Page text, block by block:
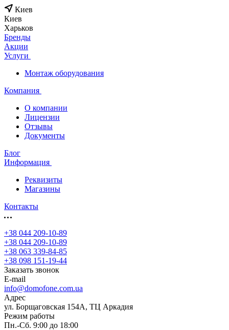
Киев
Киев
Харьков
Бренды
Акции
Услуги
Монтаж оборудования
Компания
О компании
Лицензии
Отзывы
Документы
Блог
Информация
Реквизиты
Магазины
Контакты
+38 044 209-10-89
+38 044 209-10-89
+38 063 339-84-85
+38 098 151-19-44
Заказать звонок
E-mail
info@domofone.com.ua
Адрес
ул. Борщаговская 154А, ТЦ Аркадия
Режим работы
Пн.-Сб. 9:00 до 18:00